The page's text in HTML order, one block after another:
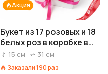
Акция
Букет из 17 розовых и 18
белых роз в коробке в
форме сердца
15 см 31 см
Заказали190раз